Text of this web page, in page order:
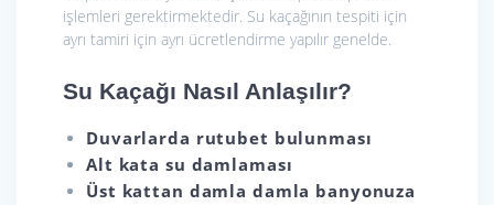
işlemleri gerektirmektedir. Su kaçağının tespiti için
ayrı tamiri için ayrı ücretlendirme yapılır genelde.
Su Kaçağı Nasıl Anlaşılır?
Duvarlarda rutubet bulunması
Alt kata su damlaması
Üst kattan damla damla banyonuza